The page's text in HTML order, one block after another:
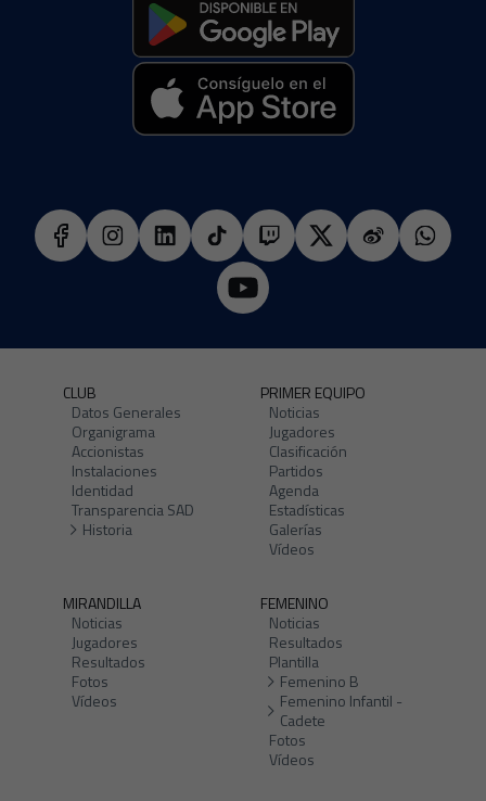
CLUB
Datos Generales
Organigrama
Accionistas
Instalaciones
Identidad
Transparencia SAD
Historia
PRIMER EQUIPO
Noticias
Jugadores
Clasificación
Partidos
Agenda
Estadísticas
Galerías
Vídeos
MIRANDILLA
Noticias
Jugadores
Resultados
Fotos
Vídeos
FEMENINO
Noticias
Resultados
Plantilla
Femenino B
Femenino Infantil -
Cadete
Fotos
Vídeos